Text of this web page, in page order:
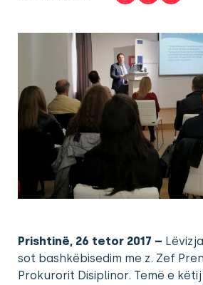
Prishtinë, 26 tetor 2017 –
sot bashkëbisedim me z. Zef
Prokurorit Disiplinor. Temë e